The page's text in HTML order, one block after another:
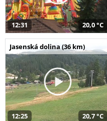
12:31 20,0 °C
Jasenská dolina (36 km)
12:25 20,7 °C